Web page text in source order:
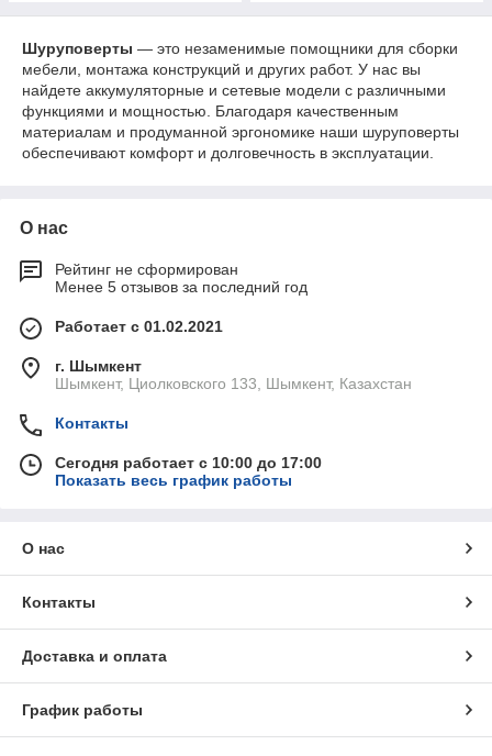
Шуруповерты — это незаменимые помощники для сборки
мебели, монтажа конструкций и других работ. У нас вы
найдете аккумуляторные и сетевые модели с различными
функциями и мощностью. Благодаря качественным
материалам и продуманной эргономике наши шуруповерты
обеспечивают комфорт и долговечность в эксплуатации.
О нас
Рейтинг не сформирован
Менее 5 отзывов за последний год
Работает с 01.02.2021
г. Шымкент
Шымкент, Циолковского 133, Шымкент, Казахстан
Контакты
Сегодня работает с 10:00 до 17:00
Показать весь график работы
О нас
Контакты
Доставка и оплата
График работы